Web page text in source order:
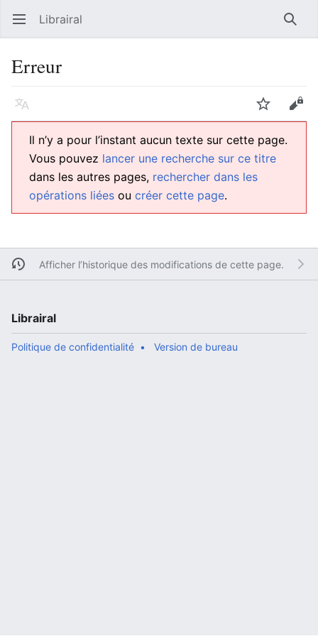
Ouvrir le menu principal Librairal
Erreur
Langue Suivre
Il n’y a pour l’instant aucun texte sur cette page.
Vous pouvez lancer une recherche sur ce titre
dans les autres pages, rechercher dans les
opérations liées ou créer cette page.
Afficher l’historique des modifications de cette page.
Librairal
Politique de confidentialité Version de bureau